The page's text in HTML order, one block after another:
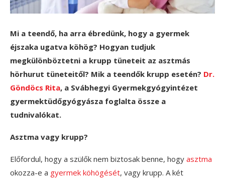
Mi a teendő, ha arra ébredünk, hogy a gyermek
éjszaka ugatva köhög? Hogyan tudjuk
megkülönböztetni a krupp tüneteit az asztmás
hörhurut tüneteitől? Mik a teendők krupp esetén? Dr.
Göndöcs Rita, a Svábhegyi Gyermekgyógyintézet
gyermektüdőgyógyásza foglalta össze a
tudnivalókat.
Asztma vagy krupp?
Előfordul, hogy a szülők nem biztosak benne, hogy asztma
okozza-e a gyermek köhögését, vagy krupp. A két